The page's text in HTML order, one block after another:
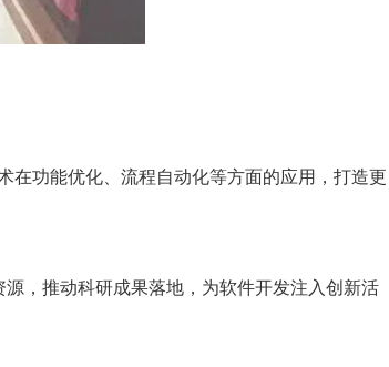
功能优化、流程自动化等方面的应用，打造更
，推动科研成果落地，为软件开发注入创新活